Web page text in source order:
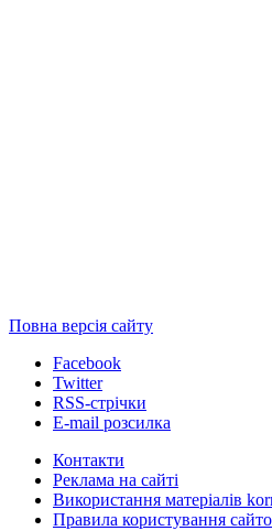
Повна версія сайту
Facebook
Twitter
RSS-стрічки
E-mail розсилка
Контакти
Реклама на сайті
Використання матеріалів
Правила користування